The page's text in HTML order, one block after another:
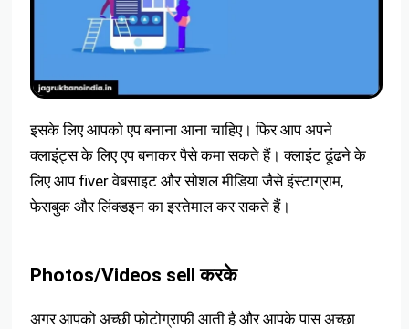
इसके लिए आपको एप बनाना आना चाहिए। फिर आप अपने
क्लाइंट्स के लिए एप बनाकर पैसे कमा सकते हैं। क्लाइंट ढूंढने के
लिए आप fiver वेबसाइट और सोशल मीडिया जैसे इंस्टाग्राम,
फेसबुक और लिंक्डइन का इस्तेमाल कर सकते हैं।
Photos/Videos sell करके
अगर आपको अच्छी फोटोग्राफी आती है और आपके पास अच्छा